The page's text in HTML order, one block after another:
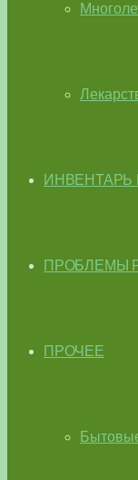
ИНВЕНТАРЬ
ПРОБЛЕМЫ
ПРОЧЕЕ